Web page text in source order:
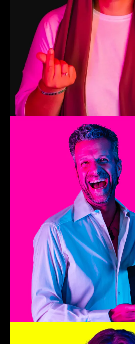
Alan
Founder 125Procent
Callista